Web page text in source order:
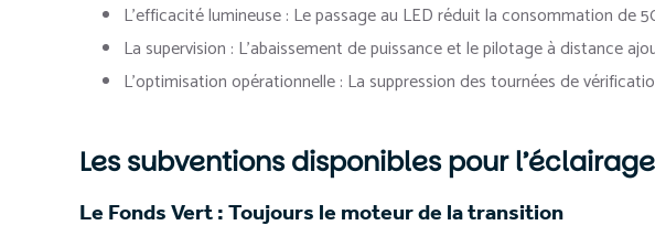
L’efficacité lumineuse : Le passage au LED réduit la consommation de
La supervision : L’abaissement de puissance et le pilotage à distance
L’optimisation opérationnelle : La suppression des tournées de
Les subventions disponibles pour
Le Fonds Vert : Toujours le moteur de la transition